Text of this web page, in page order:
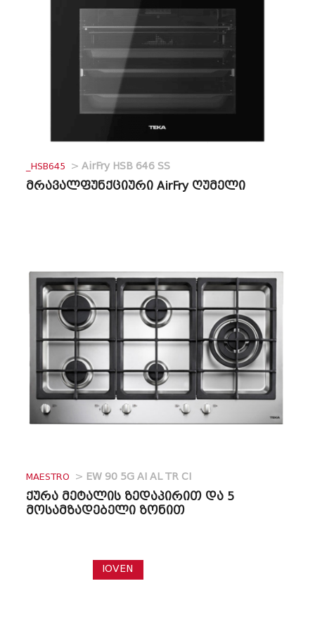
_HSB645 > AirFry HSB 646 SS
მრავალფუნქციური AirFry ღუმელი
MAESTRO > EW 90 5G AI AL TR CI
ქურა მეტალის ზედაპირით და 5
მოსამზადებელი ზონით